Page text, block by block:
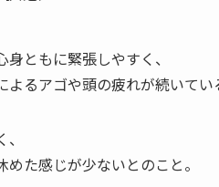
身ともに緊張しやすく、
よるアゴや頭の疲れが続いてい
めた感じが少ないとのこと。